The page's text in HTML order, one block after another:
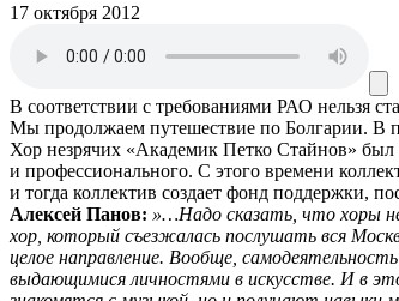
17 октября 2012
В соответствии с требованиями РАО нельзя
Мы продолжаем путешествие по Болгарии. В
Хор незрячих «Академик Петко Стайнов» был
и профессионального. С этого времени
и тогда коллектив создает фонд поддержки,
Алексей Панов: »…Надо сказать, что хоры
хор, который съезжалась послушать вся
целое направление. Вообще,
выдающимися личностями в искусстве. И в